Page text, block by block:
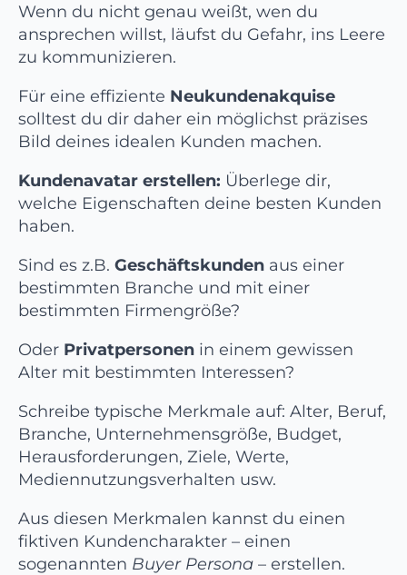
Wenn du nicht genau weißt, wen du
ansprechen willst, läufst du Gefahr, ins Leere
zu kommunizieren.
Für eine effiziente Neukundenakquise
solltest du dir daher ein möglichst präzises
Bild deines idealen Kunden machen.
Kundenavatar erstellen: Überlege dir,
welche Eigenschaften deine besten Kunden
haben.
Sind es z.B. Geschäftskunden aus einer
bestimmten Branche und mit einer
bestimmten Firmengröße?
Oder Privatpersonen in einem gewissen
Alter mit bestimmten Interessen?
Schreibe typische Merkmale auf: Alter, Beruf,
Branche, Unternehmensgröße, Budget,
Herausforderungen, Ziele, Werte,
Mediennutzungsverhalten usw.
Aus diesen Merkmalen kannst du einen
fiktiven Kundencharakter – einen
sogenannten Buyer Persona – erstellen.